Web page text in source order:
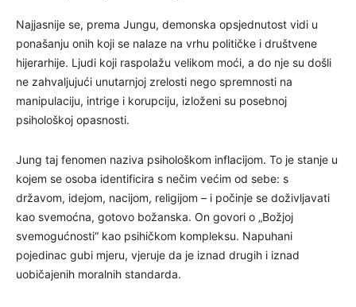
Najjasnije se, prema Jungu, demonska opsjednutost vidi u
ponašanju onih koji se nalaze na vrhu političke i društvene
hijerarhije. Ljudi koji raspolažu velikom moći, a do nje su došli
ne zahvaljujući unutarnjoj zrelosti nego spremnosti na
manipulaciju, intrige i korupciju, izloženi su posebnoj
psihološkoj opasnosti.
Jung taj fenomen naziva psihološkom inflacijom. To je stanje u
kojem se osoba identificira s nečim većim od sebe: s
državom, idejom, nacijom, religijom – i počinje se doživljavati
kao svemoćna, gotovo božanska. On govori o „Božjoj
svemogućnosti“ kao psihičkom kompleksu. Napuhani
pojedinac gubi mjeru, vjeruje da je iznad drugih i iznad
uobičajenih moralnih standarda.